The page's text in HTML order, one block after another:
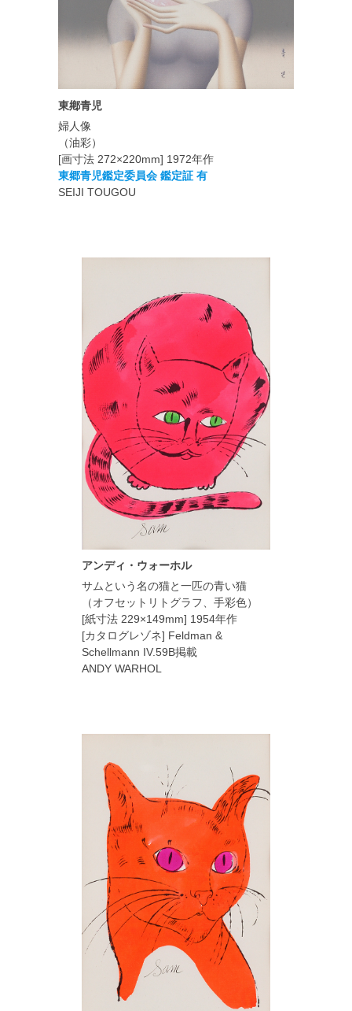
東鄕青児
婦人像
（油彩）
[画寸法 272×220mm] 1972年作
東郷青児鑑定委員会 鑑定証 有
SEIJI TOUGOU
アンディ・ウォーホル
サムという名の猫と一匹の青い猫
（オフセットリトグラフ、手彩色）
[紙寸法 229×149mm] 1954年作
[カタログレゾネ] Feldman &
Schellmann IV.59B掲載
ANDY WARHOL